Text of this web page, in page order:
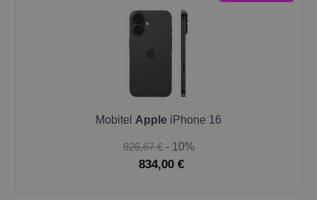
Mobitel Apple iPhone 16
926,67 € - 10%
834,00 €